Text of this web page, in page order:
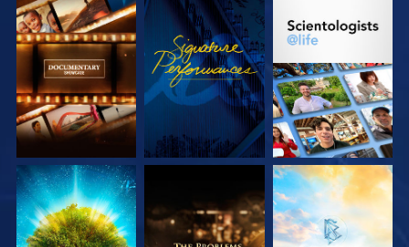
VERKEN DE SERIE KIJK VERKEN DE SERIE
VERKEN DE SERIE VERKEN DE SERIE VERKEN DE SERIE